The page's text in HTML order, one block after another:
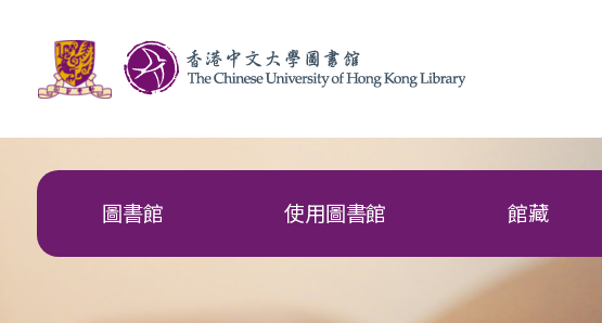
圖書館 使用圖書館 館藏